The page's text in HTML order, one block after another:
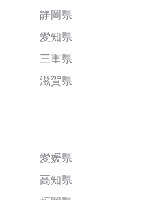
静岡県
愛知県
三重県
滋賀県
愛媛県
高知県